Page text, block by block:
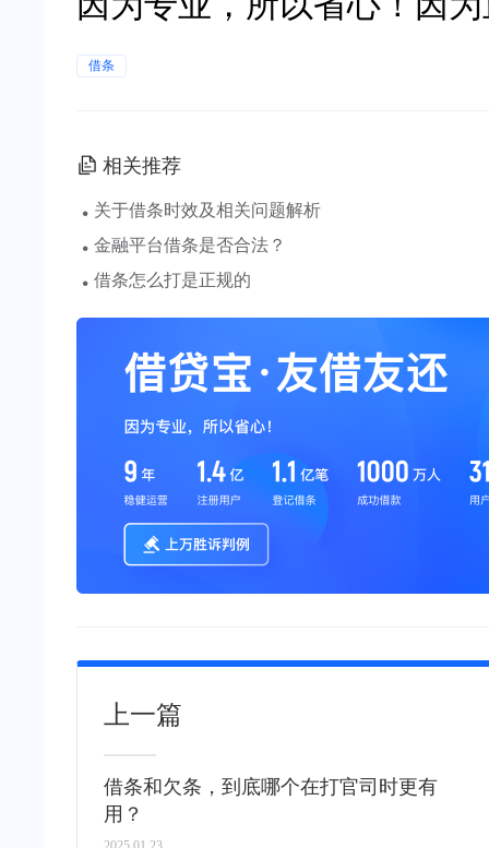
借条
相关推荐
· 关于借条时效及相关问题解析
· 金融平台借条是否合法？
· 借条怎么打是正规的
上一篇
借条和欠条，到底哪个在打官司时更有
用？